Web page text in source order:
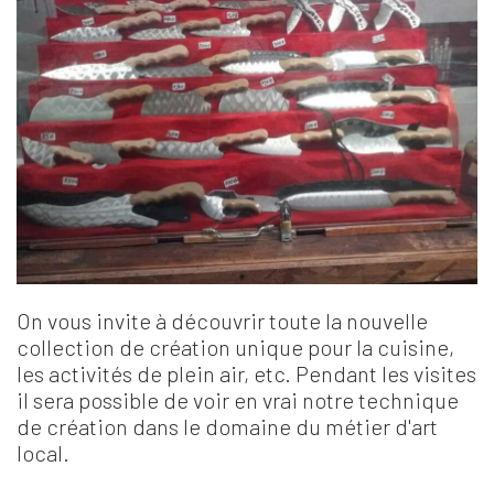
On vous invite à découvrir toute la nouvelle
collection de création unique pour la cuisine,
les activités de plein air, etc. Pendant les visites
il sera possible de voir en vrai notre technique
de création dans le domaine du métier d'art
local.